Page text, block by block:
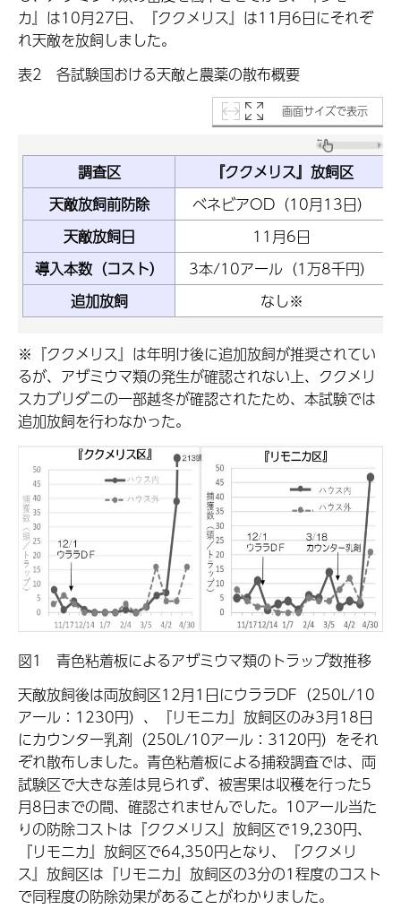
カ』は10月27日、『ククメリス』は11月6日にそれぞ
れ天敵を放飼しました。
表2 各試験国おける天敵と農薬の散布概要
画面サイズで表示
調査区
『ククメリス』放飼区
天敵放飼前防除
ベネビアOD（10月13日）
天敵放飼日
11月6日
導入本数（コスト）
3本/10アール（1万8千円）
追加放飼
なし※
※『ククメリス』は年明け後に追加放飼が推奨されてい
るが、アザミウマ類の発生が確認されない上、ククメリ
スカブリダニの一部越冬が確認されたため、本試験では
追加放飼を行わなかった。
図1 青色粘着板によるアザミウマ類のトラップ数推移
天敵放飼後は両放飼区12月1日にウララDF（250L/10
アール：1230円）、『リモニカ』放飼区のみ3月18日
にカウンター乳剤（250L/10アール：3120円）をそれ
ぞれ散布しました。青色粘着板による捕殺調査では、両
試験区で大きな差は見られず、被害果は収穫を行った5
月8日までの間、確認されませんでした。10アール当た
りの防除コストは『ククメリス』放飼区で19,230円、
『リモニカ』放飼区で64,350円となり、『ククメリ
ス』放飼区は『リモニカ』放飼区の3分の1程度のコスト
で同程度の防除効果があることがわかりました。